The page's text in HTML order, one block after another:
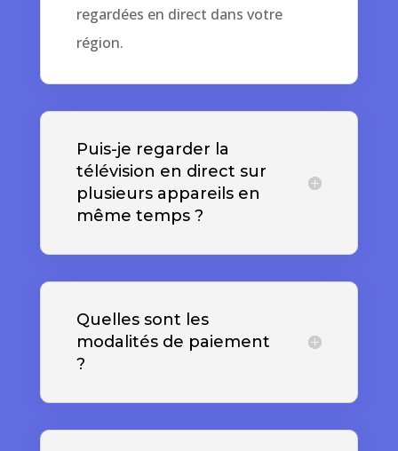
regardées en direct dans votre
région.
Puis-je regarder la
télévision en direct sur
plusieurs appareils en
même temps ?
Quelles sont les
modalités de paiement
?